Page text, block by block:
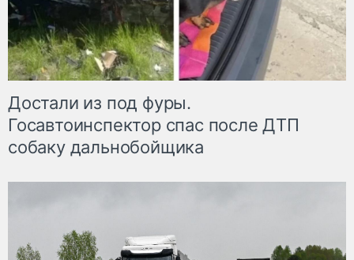
Достали из под фуры.
Госавтоинспектор спас после ДТП
собаку дальнобойщика